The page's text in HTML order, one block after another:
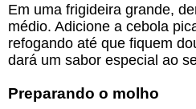
Em uma frigideira grande,
médio. Adicione a cebola
refogando até que fiquem
dará um sabor especial ao
Preparando o molho